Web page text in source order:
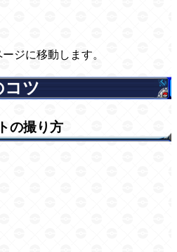
ジに移動します。
コツ
の撮り方